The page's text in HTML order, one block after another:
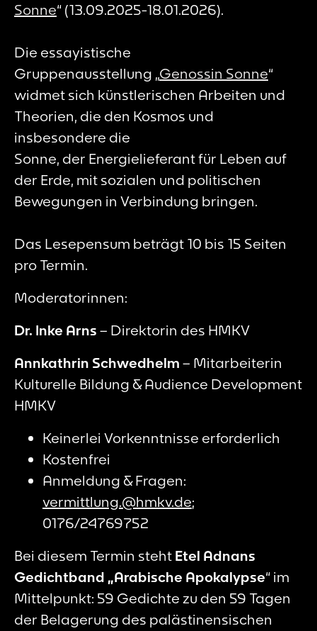
Sonne“ (13.09.2025-18.01.2026).
Die essayistische
Gruppenausstellung „Genossin Sonne“
widmet sich künstlerischen Arbeiten und
Theorien, die den Kosmos und
insbesondere die
Sonne, der Energielieferant für Leben auf
der Erde, mit sozialen und politischen
Bewegungen in Verbindung bringen.
Das Lesepensum beträgt 10 bis 15 Seiten
pro Termin.
Moderatorinnen:
Dr. Inke Arns – Direktorin des HMKV
Annkathrin Schwedhelm – Mitarbeiterin
Kulturelle Bildung & Audience Development
HMKV
Keinerlei Vorkenntnisse erforderlich
Kostenfrei
Anmeldung & Fragen:
vermittlung.@hmkv.de;
0176/24769752
Bei diesem Termin steht Etel Adnans
Gedichtband „Arabische Apokalypse“ im
Mittelpunkt: 59 Gedichte zu den 59 Tagen
der Belagerung des palästinensischen